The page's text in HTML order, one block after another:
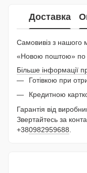
Доставка
Самовивіз з нашого
«Новою поштою» по
Більше інформації
Готівкою при
Кредитною
Гарантія від
Звертайтесь за
+380982959688